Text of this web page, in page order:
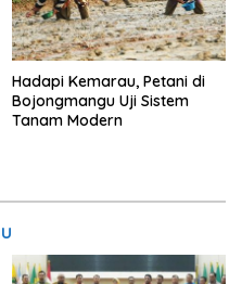
Hadapi Kemarau, Petani di
Bojongmangu Uji Sistem
Tanam Modern